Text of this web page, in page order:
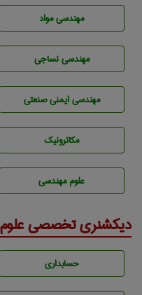
مهندسی مواد
مهندسي نساجی
مهندسی ایمنی صنعتی
مکاترونیک
علوم مهندسی
دیکشنری تخصصی علوم
حسابداری